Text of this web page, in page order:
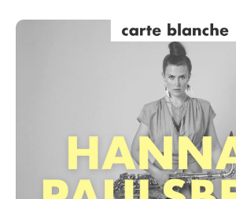
Page PagePage PagePage